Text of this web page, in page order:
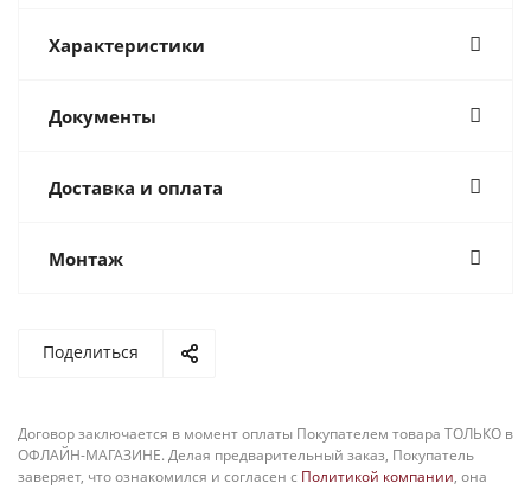
Характеристики
Документы
Доставка и оплата
Монтаж
Поделиться
Договор заключается в момент оплаты Покупателем товара ТОЛЬКО в
ОФЛАЙН-МАГАЗИНЕ. Делая предварительный заказ, Покупатель
заверяет, что ознакомился и согласен с Политикой компании, она